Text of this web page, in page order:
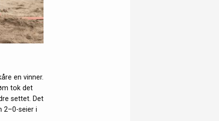
en vinner.
tok det
settet. Det
2–0-seier i